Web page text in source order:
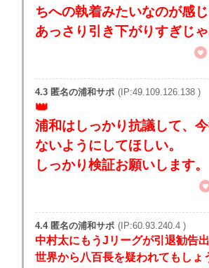
ちへの執着みたいなのが感じ
あっさり引き下がりすぎじゃ
4.3 匿名の浦和サポ (IP:49.109.126.138 )
浦和はしっかり抗議して、
ないようにしてほしい。
しっかり検証お願いします。
4.4 匿名の浦和サポ (IP:60.93.240.4 )
中村太にもうJリーグが引退勧告
世界から八百長を疑われてもしょ